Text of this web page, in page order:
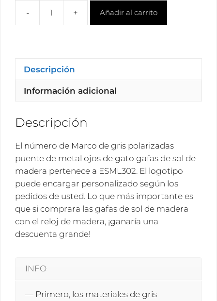
Mayorista
ojos
de
sol
de
madera
ESML302
cantidad
Añadir al carrito
Descripción
Información adicional
Descripción
El número de Marco de gris polarizadas
puente de metal ojos de gato gafas de sol de
madera pertenece a ESML302. El logotipo
puede encargar personalizado según los
pedidos de usted. Lo que más importante es
que si comprara las gafas de sol de madera
con el reloj de madera, ¡ganaría una
descuenta grande!
INFO
— Primero, los materiales de gris